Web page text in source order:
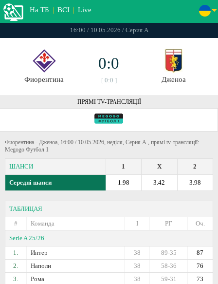
На ТБ | ВСІ | Live
16:00 / 10.05.2026 / Серия А
Фиорентина
0:0
[ 0:0 ] Дженоа
ПРЯМІ TV-ТРАНСЛЯЦІЇ
Фиорентина - Дженоа, 16:00 / 10.05.2026, неділя, Серия А , прямі tv-трансляції:
Megogo Футбол 1
ШАНСИ 2
X
1
Середні шанси 3.98
3.42
1.98
ТАБЛИЦАЯ
#
Команда Оч.
РГ
I
Serie A 25/26
1.
Интер 87
89-35
38
2.
Наполи 76
58-36
38
3.
Рома 73
59-31
38